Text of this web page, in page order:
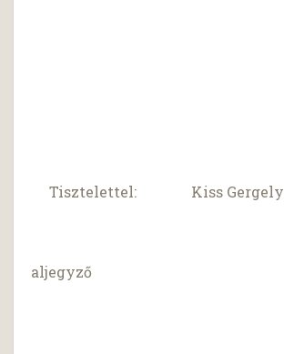
Tisztelettel: Kiss Gergely
aljegyző